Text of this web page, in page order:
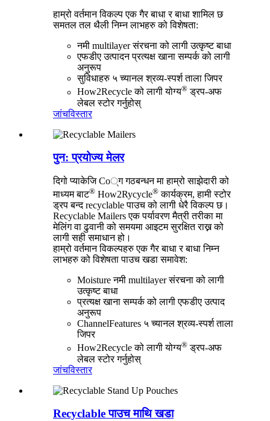
हाम्रो वर्तमान विकल्प एक गैर बाधा र बाधा शामिल छ
समतल तल थैली निम्न लाभहरु को विशेषता:
नमी multilayer संरचना को लागी उत्कृष्ट बाधा
एफडीए उत्पादन प्रत्यक्ष खाना सम्पर्क को लागी
अनुरूप
सुविधाहरु ५ च्यानल श्रव्य-स्पर्श ताला जिपर
How2Recycle को लागी योग्य® ड्रप-अफ
लेबल स्टोर गर्नुहोस्
जांचविस्तार
पुन: प्रयोज्य मेलर
दिगो प्याकेजि Co्ग गठबन्धन मा हाम्रो साझेदारी को
माध्यम बाट® How2Rycycle® कार्यक्रम, हामी स्टोर
ड्रप बन्द recyclable पाउच को लागी धेरै विकल्प छ।
Recyclable Mailers एक पर्यावरण मैत्री तरीका मा
मेलिंग वा ढुवानी को समयमा आइटम सुरक्षित राख्न को
लागी सही समाधान हो।
हाम्रो वर्तमान विकल्पहरु एक गैर बाधा र बाधा निम्न
लाभहरु को विशेषता पाउच खडा समावेश:
Moisture नमी multilayer संरचना को लागी
उत्कृष्ट बाधा
प्रत्यक्ष खाना सम्पर्क को लागी एफडीए उत्पाद
अनुरूप
ChannelFeatures ५ च्यानल श्रव्य-स्पर्श ताला
जिपर
How2Recycle को लागी योग्य® ड्रप-अफ
लेबल स्टोर गर्नुहोस्
जांचविस्तार
Recyclable पाउच माथि खडा